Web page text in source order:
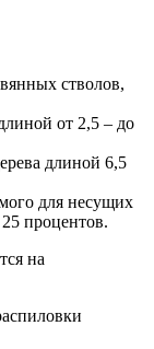
стволов,
от 2,5 – до
длиной 6,5
для несущих
процентов.
на